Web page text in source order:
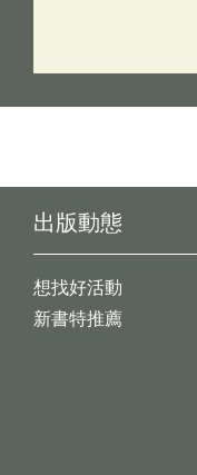
出版動態
想找好活動
新書特推薦